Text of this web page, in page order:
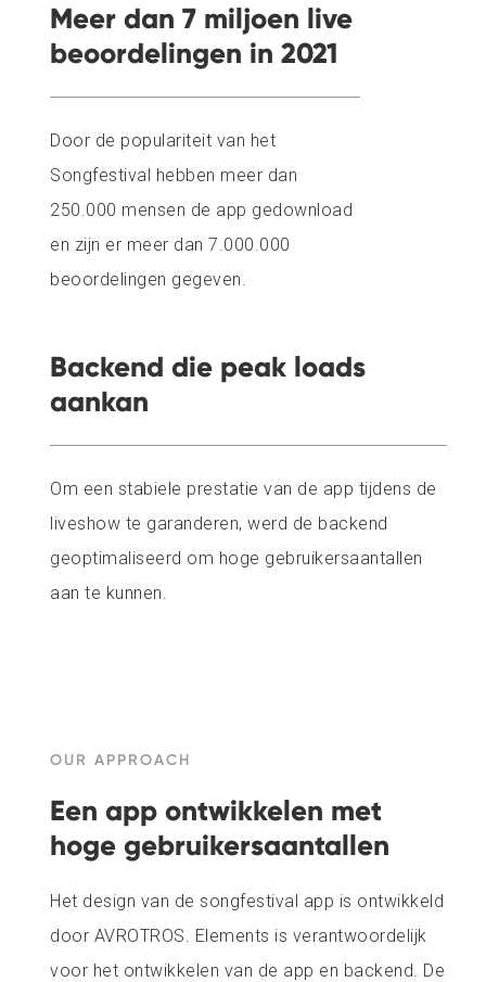
Meer dan 7 miljoen live
beoordelingen in 2021
Door de populariteit van het
Songfestival hebben meer dan
250.000 mensen de app gedownload
en zijn er meer dan 7.000.000
beoordelingen gegeven.
Backend die peak loads
aankan
Om een stabiele prestatie van de app tijdens de
liveshow te garanderen, werd de backend
geoptimaliseerd om hoge gebruikersaantallen
aan te kunnen.
OUR APPROACH
Een app ontwikkelen met
hoge gebruikersaantallen
Het design van de songfestival app is ontwikkeld
door AVROTROS. Elements is verantwoordelijk
voor het ontwikkelen van de app en backend. De